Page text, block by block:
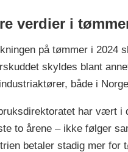
verdier i
på tømmer i 2024
skyldes blant
både i
har vært i
to årene – ikke følger
betaler stadig mer for